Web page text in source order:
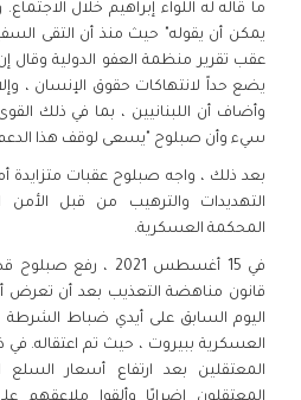
ما قاله له اللواء إبراهيم خلال
يمكن أن يقوله" حيث منذ أن التقى
عقب تقرير منظمة العفو الدولية وقال
يضع حداً لانتهاكات حقوق الإنسان ،
وأضاف أن اللبنانيين ، بما في ذلك
سيء وأن صبلوح "يسعى لوقف هذا
بعد ذلك ، واجه صبلوح عقبات متزايدة
التهديدات والترهيب من قبل
المحكمة العسكرية.
في 15 أغسطس 2021 ،
قانون مناهضة التعذيب بعد أن تعرض
اليوم السابق على أيدي ضباط الشرطة
العسكرية ببيروت ، حيث تم اعتقاله.
المعتقلين بعد ارتفاع أسعار